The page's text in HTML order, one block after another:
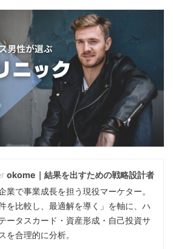
okome｜結果を出すための戦略設計者
業で事業成長を担う現役マーケター。
件を比較し、最適解を導く」を軸に、ハ
ータスカード・資産形成・自己投資サ
を合理的に分析。